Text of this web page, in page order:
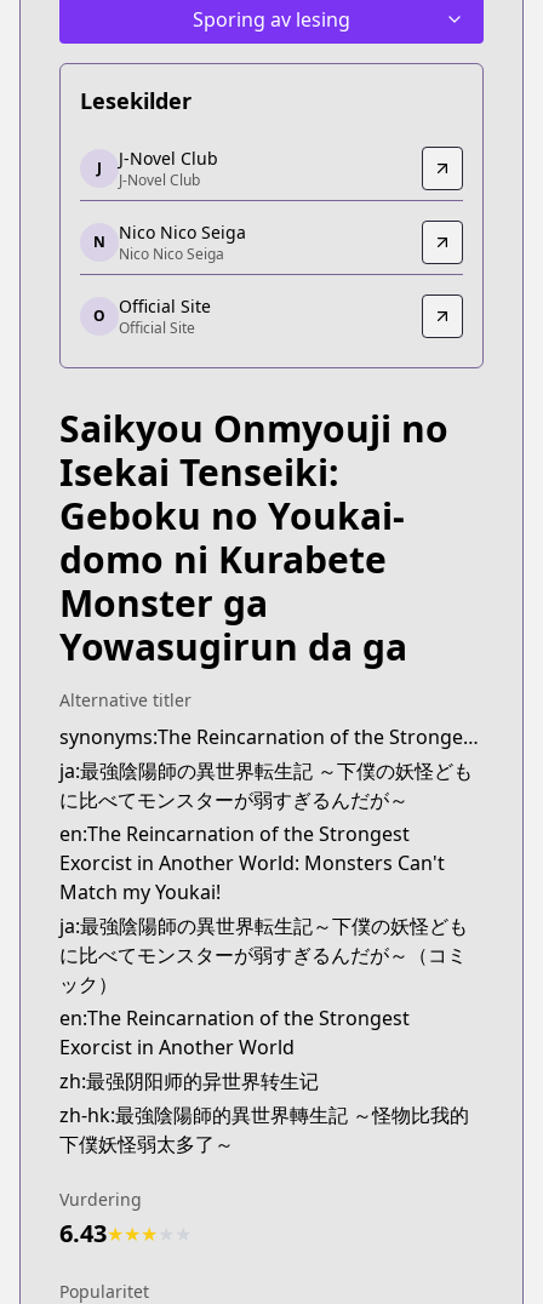
Sporing av lesing
Lesekilder
J-Novel Club
J-Novel Club
https://j-novel.club/series/the-reincarnation-of-
Nico Nico Seiga
Nico Nico Seiga
https://seiga.nicovideo.jp/comic/48633
Official Site
J J-Novel Club
J-Novel Club
N Nico Nico Seiga
Nico Nico Seiga
O Official Site
Official Site
Saikyou Onmyouji no
Isekai Tenseiki:
Geboku no Youkai-
domo ni Kurabete
Monster ga
Yowasugirun da ga
Alternative titler
synonyms:The Reincarnation of the Strongest Onmyouji: These Monsters Are Too Weak Compared to My Youkai
ja:最強陰陽師の異世界転生記 ～下僕の妖怪ども
に比べてモンスターが弱すぎるんだが～
en:The Reincarnation of the Strongest
Exorcist in Another World: Monsters Can't
Match my Youkai!
ja:最強陰陽師の異世界転生記～下僕の妖怪ども
に比べてモンスターが弱すぎるんだが～（コミ
ック）
en:The Reincarnation of the Strongest
Exorcist in Another World
zh:最强阴阳师的异世界转生记
zh-hk:最強陰陽師的異世界轉生記 ～怪物比我的
下僕妖怪弱太多了～
Vurdering
6.43★★★
Popularitet